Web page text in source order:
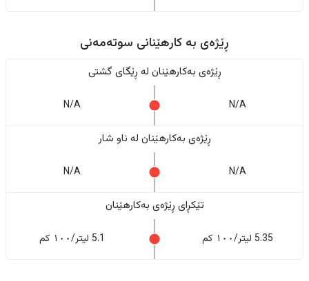
ڕێژەى به کارهێنانی سوتەمەنی
ڕێژەى بەکارهێنان له ڕێگای گشتی
N/A
N/A
ڕێژەى بەکارهێنان له ناو شار
N/A
N/A
تێکڕای ڕێژەى بەکارهێنان
5.35 لیتر/١٠٠ کم 5.1 لیتر/١٠٠ کم